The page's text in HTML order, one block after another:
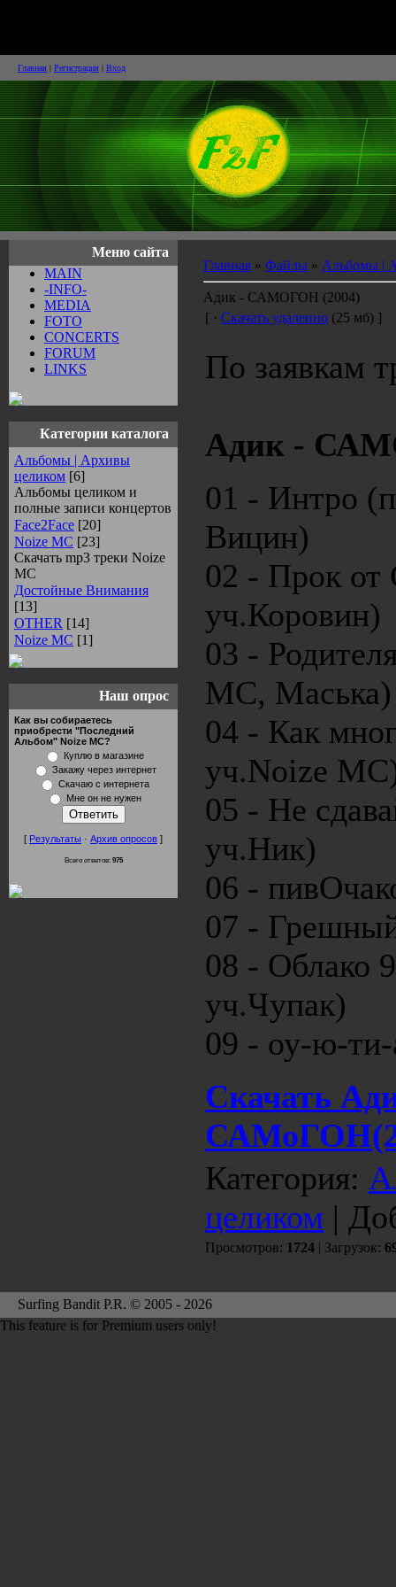
Главная | Регистрация | Вход
Меню сайта
MAIN
-INFO-
MEDIA
FOTO
CONCERTS
FORUM
LINKS
Категории каталога
Альбомы | Архивы
целиком [6]
Альбомы целиком и
полные записи концертов
Face2Face [20]
Noize MC [23]
Скачать mp3 треки Noize
MC
Достойные Внимания
[13]
OTHER [14]
Noize MC [1]
Наш опрос
Как вы собираетесь
приобрести "Последний
Альбом" Noize MC?
Куплю в магазине
Закажу через интернет
Скачаю с интернета
Мне он не нужен
[ Результаты · Архив опросов ]
Всего ответов: 975
Главная » Файлы » Альбомы |
Адик - САМОГОН (2004)
[ · Скачать удаленно (25 мб) ]
По заявкам
Адик -
01 - Интро
Вицин)
02 - Прок от
уч.Коровин)
03 -
MC, Маська)
04 - Как
уч.Noize
05 - Не
уч.Ник)
06 -
07 -
08 - Облако
уч.Чупак)
09 - оу-ю-
Скачать
Категория:
целиком |
Просмотров: 1724 | Загрузок:
Surfing Bandit P.R. © 2005 - 2026
This feature is for Premium users only!